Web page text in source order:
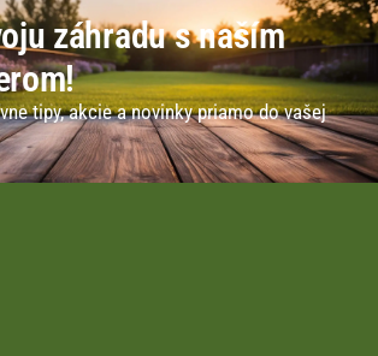
záhradu s naším
tipy, akcie a novinky priamo do vašej